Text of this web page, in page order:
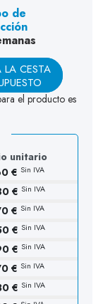
de
CESTA
el producto es
unitario
€ Sin IVA
€ Sin IVA
€ Sin IVA
€ Sin IVA
€ Sin IVA
€ Sin IVA
€ Sin IVA